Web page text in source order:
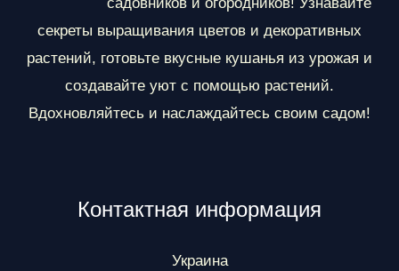
секреты выращивания цветов и декоративных
растений, готовьте вкусные кушанья из урожая и
создавайте уют с помощью растений.
Вдохновляйтесь и наслаждайтесь своим садом!
Контактная информация
Украина